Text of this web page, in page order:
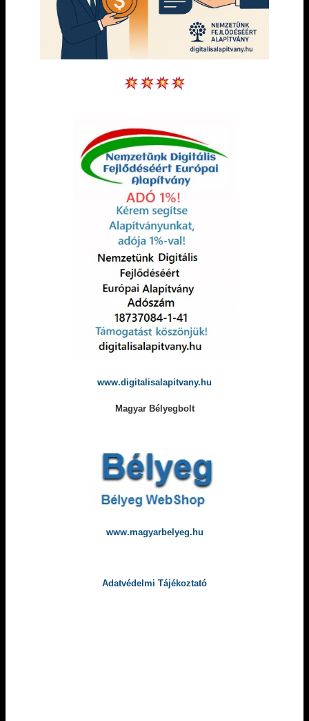
www.digitalisalapitvany.hu
Magyar Bélyegbolt
www.magyarbelyeg.hu
Adatvédelmi Tájékoztató